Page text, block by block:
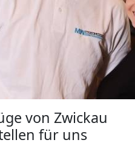
von Zwickau
für uns